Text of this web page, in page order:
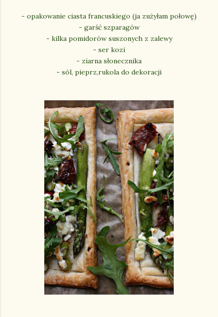
- opakowanie ciasta francuskiego (ja zużyłam połowę)
- garść szparagów
- kilka pomidorów suszonych z zalewy
- ser kozi
- ziarna słonecznika
- sól, pieprz,rukola do dekoracji